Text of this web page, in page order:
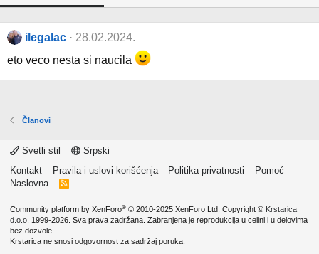
ilegalac
28.02.2024.
eto veco nesta si naucila
Članovi
Svetli stil
Srpski
Kontakt
Pravila i uslovi korišćenja Politika privatnosti
Pomoć
Naslovna
R
Community platform by XenForo® © 2010-2025 XenForo Ltd. Copyright © Krstarica
d.o.o. 1999-2026. Sva prava zadržana. Zabranjena je reprodukcija u celini i u delovima
bez dozvole.
Krstarica ne snosi odgovornost za sadržaj poruka.